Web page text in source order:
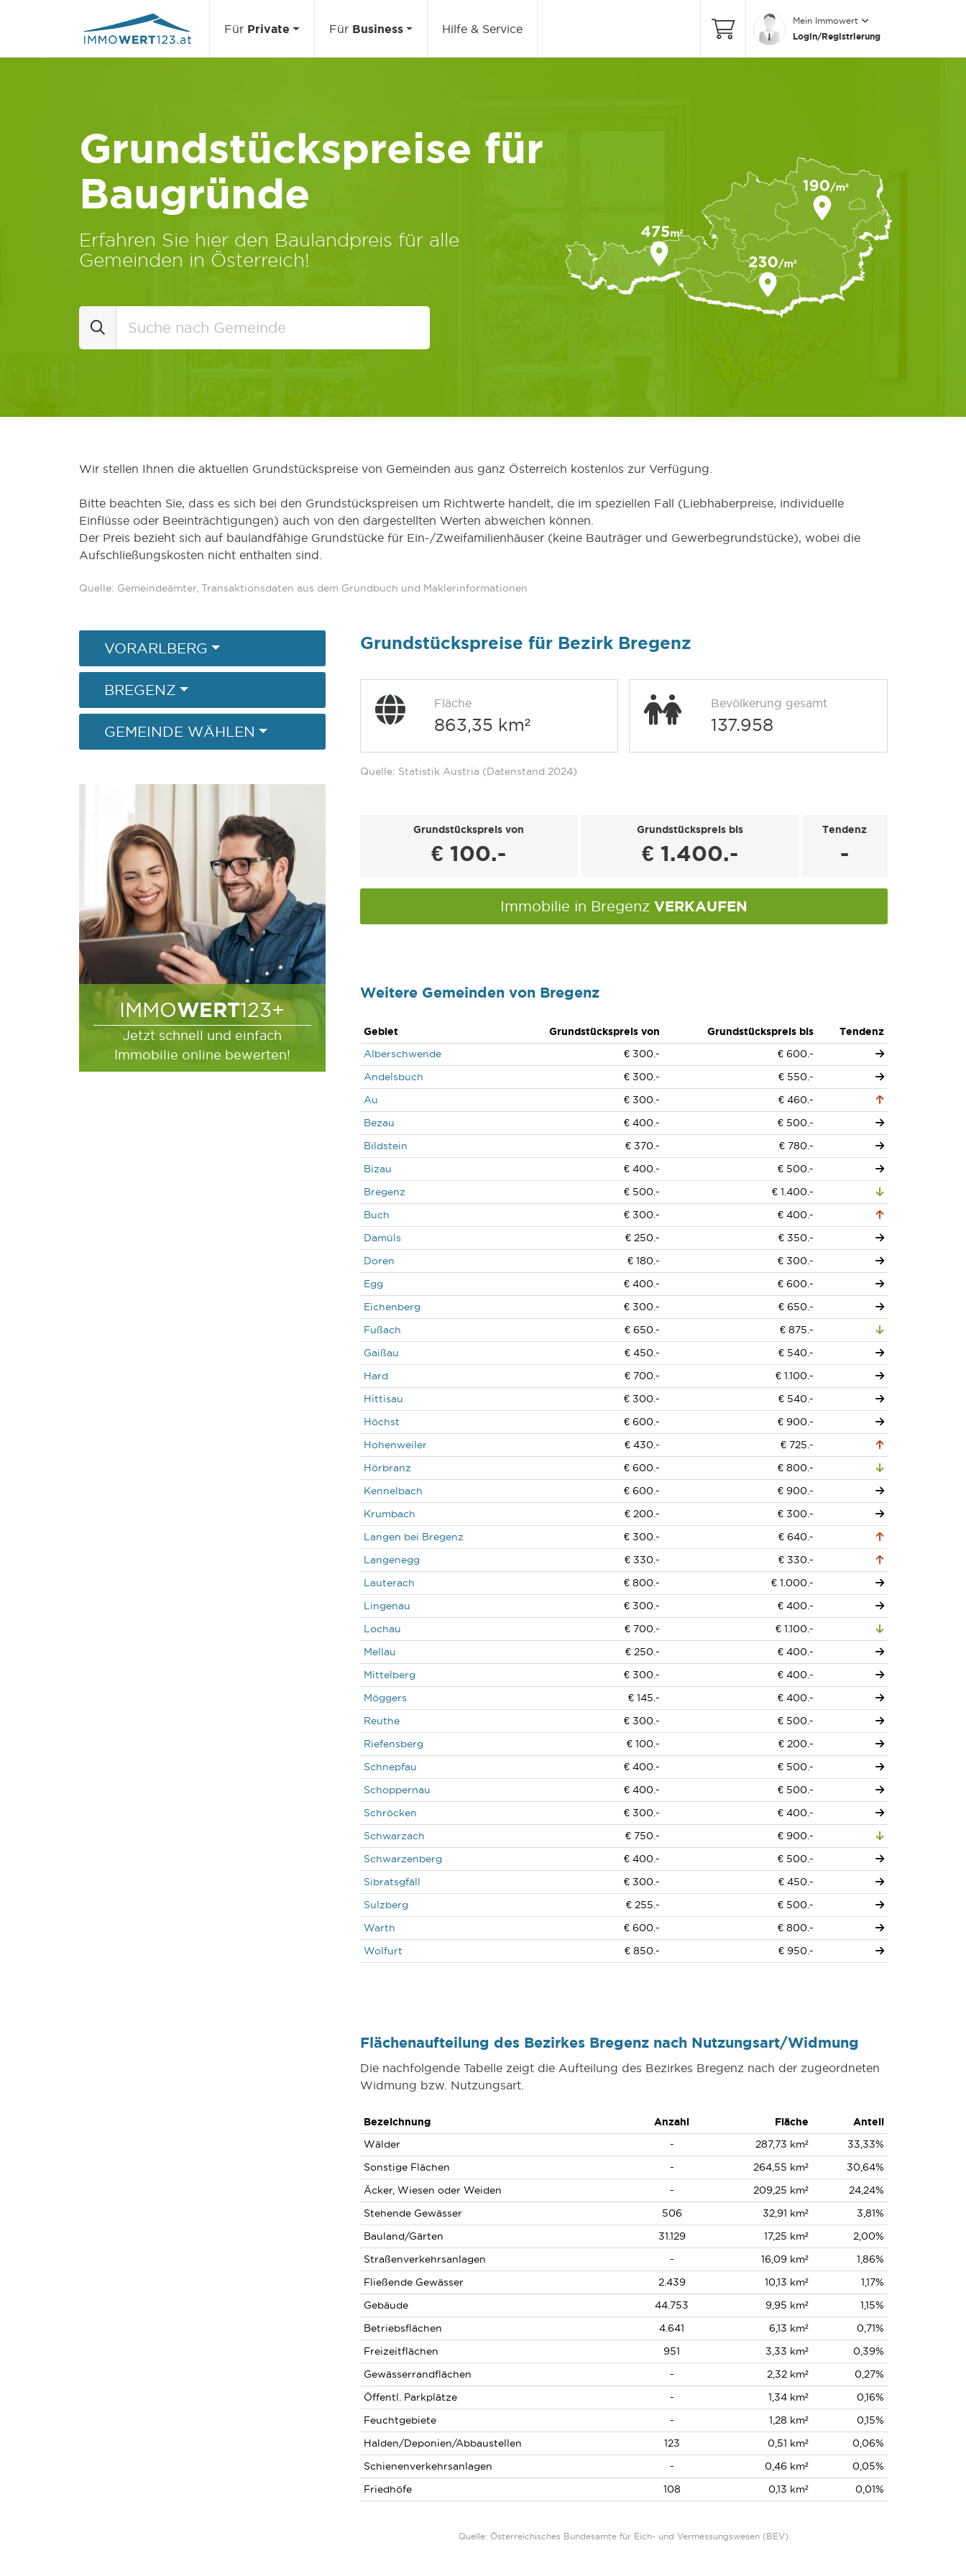
Für Private Für Business Hilfe & Service
Mein Immowert
Login/Registrierung
Grundstückspreise für
Baugründe
Erfahren Sie hier den Baulandpreis für alle
Gemeinden in Österreich!
Wir stellen Ihnen die aktuellen Grundstückspreise von Gemeinden aus ganz Österreich kostenlos zur Verfügung.
Bitte beachten Sie, dass es sich bei den Grundstückspreisen um Richtwerte handelt, die im speziellen Fall (Liebhaberpreise, individuelle
Einflüsse oder Beeinträchtigungen) auch von den dargestellten Werten abweichen können.
Der Preis bezieht sich auf baulandfähige Grundstücke für Ein-/Zweifamilienhäuser (keine Bauträger und Gewerbegrundstücke), wobei die
Aufschließungskosten nicht enthalten sind.
Quelle: Gemeindeämter, Transaktionsdaten aus dem Grundbuch und Maklerinformationen
VORARLBERG
BREGENZ
GEMEINDE WÄHLEN
IMMOWERT123+
Jetzt schnell und einfach
Immobilie online bewerten!
Grundstückspreise für Bezirk Bregenz
Fläche
863,35 km²
Bevölkerung gesamt
137.958
Quelle: Statistik Austria (Datenstand 2024)
Grundstückspreis von
€ 100.-
Grundstückspreis bis
€ 1.400.-
Tendenz
-
Immobilie in Bregenz VERKAUFEN
Weitere Gemeinden von Bregenz
Gebiet Grundstückspreis von Grundstückspreis bis
Tendenz
Alberschwende
€ 300.-
€ 600.-
Andelsbuch
€ 300.-
€ 550.-
Au
€ 300.-
€ 460.-
Bezau
€ 400.-
€ 500.-
Bildstein
€ 370.-
€ 780.-
Bizau
€ 400.-
€ 500.-
Bregenz
€ 500.-
€ 1.400.-
Buch
€ 300.-
€ 400.-
Damüls
€ 250.-
€ 350.-
Doren
€ 180.-
€ 300.-
Egg
€ 400.-
€ 600.-
Eichenberg
€ 300.-
€ 650.-
Fußach
€ 650.-
€ 875.-
Gaißau
€ 450.-
€ 540.-
Hard
€ 700.-
€ 1.100.-
Hittisau
€ 300.-
€ 540.-
Höchst
€ 600.-
€ 900.-
Hohenweiler
€ 430.-
€ 725.-
Hörbranz
€ 600.-
€ 800.-
Kennelbach
€ 600.-
€ 900.-
Krumbach
€ 200.-
€ 300.-
Langen bei Bregenz
€ 300.-
€ 640.-
Langenegg
€ 330.-
€ 330.-
Lauterach
€ 800.-
€ 1.000.-
Lingenau
€ 300.-
€ 400.-
Lochau
€ 700.-
€ 1.100.-
Mellau
€ 250.-
€ 400.-
Mittelberg
€ 300.-
€ 400.-
Möggers
€ 145.-
€ 400.-
Reuthe
€ 300.-
€ 500.-
Riefensberg
€ 100.-
€ 200.-
Schnepfau
€ 400.-
€ 500.-
Schoppernau
€ 400.-
€ 500.-
Schröcken
€ 300.-
€ 400.-
Schwarzach
€ 750.-
€ 900.-
Schwarzenberg
€ 400.-
€ 500.-
Sibratsgfäll
€ 300.-
€ 450.-
Sulzberg
€ 255.-
€ 500.-
Warth
€ 600.-
€ 800.-
Wolfurt
€ 850.- € 950.-
Flächenaufteilung des Bezirkes Bregenz nach Nutzungsart/Widmung
Die nachfolgende Tabelle zeigt die Aufteilung des Bezirkes Bregenz nach der zugeordneten
Widmung bzw. Nutzungsart.
Bezeichnung Anzahl Fläche
Anteil
Wälder
- 287,73 km²
33,33%
Sonstige Flächen
- 264,55 km²
30,64%
Äcker, Wiesen oder Weiden
- 209,25 km²
24,24%
Stehende Gewässer
506 32,91 km²
3,81%
Bauland/Gärten
31.129 17,25 km²
2,00%
Straßenverkehrsanlagen
- 16,09 km²
1,86%
Fließende Gewässer
2.439 10,13 km²
1,17%
Gebäude
44.753 9,95 km²
1,15%
Betriebsflächen
4.641 6,13 km²
0,71%
Freizeitflächen
951 3,33 km²
0,39%
Gewässerrandflächen
- 2,32 km²
0,27%
Öffentl. Parkplätze
- 1,34 km²
0,16%
Feuchtgebiete
- 1,28 km²
0,15%
Halden/Deponien/Abbaustellen
123 0,51 km²
0,06%
Schienenverkehrsanlagen
- 0,46 km²
0,05%
Friedhöfe
108 0,13 km² 0,01%
Quelle: Österreichisches Bundesamte für Eich- und Vermessungswesen (BEV)